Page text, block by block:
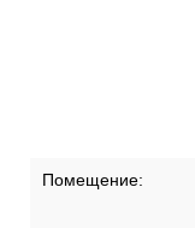
Помещение: